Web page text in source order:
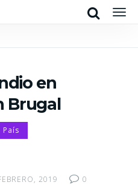
Search
en
Brugal
País
2019 0